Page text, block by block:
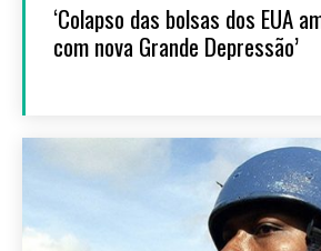
‘Colapso das bolsas dos EUA
com nova Grande Depressão’